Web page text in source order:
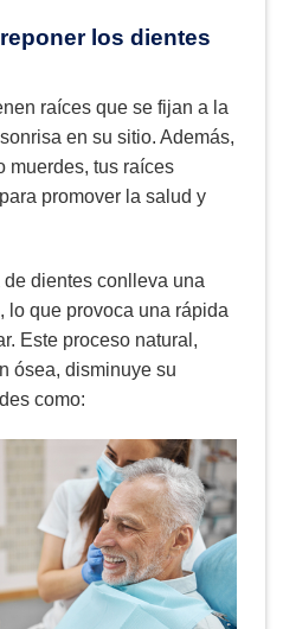
los dientes
raíces que se fijan a la
en su sitio. Además,
muerdes, tus raíces
promover la salud y
dientes conlleva una
lo que provoca una rápida
Este proceso natural,
ósea, disminuye su
como: